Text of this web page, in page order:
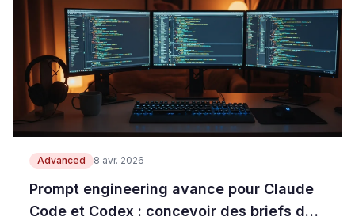
Advanced 8 avr. 2026
Prompt engineering avance pour Claude
Code et Codex : concevoir des briefs de